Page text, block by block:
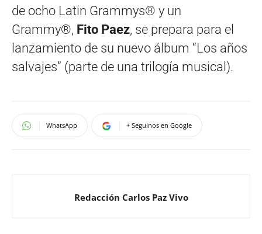
de ocho Latin Grammys® y un
Grammy®, Fito Paez, se prepara para el
lanzamiento de su nuevo álbum “Los años
salvajes” (parte de una trilogía musical).
WhatsApp + Seguinos en Google
Redacción Carlos Paz Vivo